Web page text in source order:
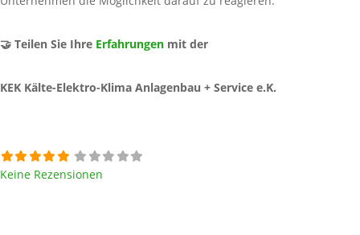
🤝 Teilen Sie Ihre Erfahrungen mit der
KEK Kälte-Elektro-Klima Anlagenbau + Service e.K.
Keine Rezensionen